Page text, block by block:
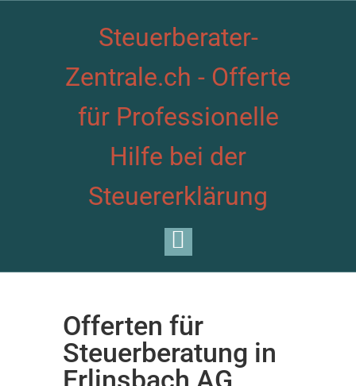
Steuerberater-
Zentrale.ch - Offerte
für Professionelle
Hilfe bei der
Steuererklärung
Offerten für
Steuerberatung in
Erlinsbach AG